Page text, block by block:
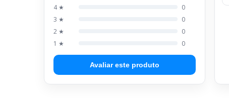
4 ★
0
3 ★
0
2 ★
0
1 ★
0
Avaliar este produto